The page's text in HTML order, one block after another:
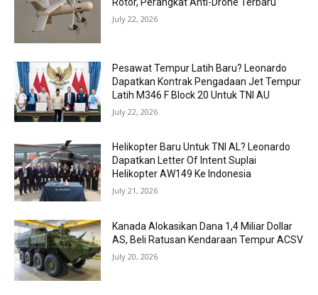
July 22, 2026
Pesawat Tempur Latih Baru? Leonardo
Dapatkan Kontrak Pengadaan Jet Tempur
Latih M346 F Block 20 Untuk TNI AU
July 22, 2026
Helikopter Baru Untuk TNI AL? Leonardo
Dapatkan Letter Of Intent Suplai
Helikopter AW149 Ke Indonesia
July 21, 2026
Kanada Alokasikan Dana 1,4 Miliar Dollar
AS, Beli Ratusan Kendaraan Tempur ACSV
July 20, 2026